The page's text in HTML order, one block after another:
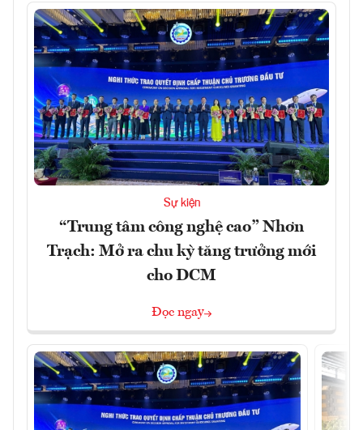
Sự kiện
“Trung tâm công nghệ cao” Nhơn
Trạch: Mở ra chu kỳ tăng trưởng mới
cho DCM
Đọc ngay